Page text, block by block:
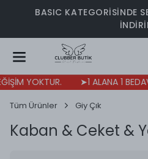
BASIC KATEGORİSİNDE
➤1 ALANA 1 BEDAVA
Tüm Ürünler Giy Çık
Kaban & Ceket &